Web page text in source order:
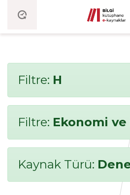
Filtre: H
Filtre: Ekonomi
Kaynak Türü: